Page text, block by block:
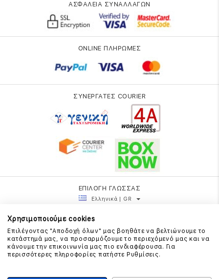
ΑΣΦΑΛΕΙΑ ΣΥΝΑΛΛΑΓΩΝ
ONLINE ΠΛΗΡΩΜΕΣ
ΣΥΝΕΡΓΑΤΕΣ COURIER
ΕΠΙΛΟΓΗ ΓΛΩΣΣΑΣ
Ελληνικά | GR
Χρησιμοποιούμε cookies
Επιλέγοντας "Αποδοχή όλων" μας βοηθάτε να βελτιώνουμε το
κατάστημά μας, να προσαρμόζουμε το περιεχόμενό μας και να
κάνουμε την επικοινωνία μας πιο ενδιαφέρουσα. Για
περισσότερες πληροφορίες πατήστε Ρυθμίσεις.